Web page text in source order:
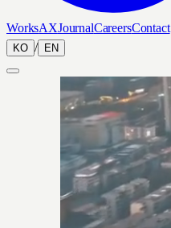
WorksAXJournalCareersContact
KO / EN